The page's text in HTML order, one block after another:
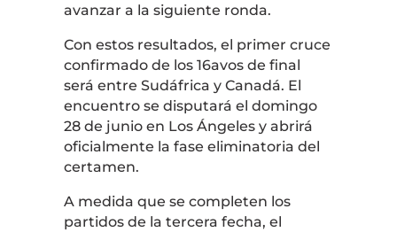
avanzar a la siguiente ronda.
Con estos resultados, el primer cruce
confirmado de los 16avos de final
será entre Sudáfrica y Canadá. El
encuentro se disputará el domingo
28 de junio en Los Ángeles y abrirá
oficialmente la fase eliminatoria del
certamen.
A medida que se completen los
partidos de la tercera fecha, el